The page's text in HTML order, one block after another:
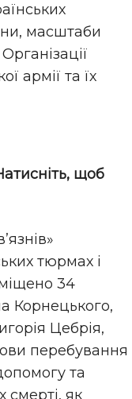
масштаби
армії та їх
щоб
тюрмах і
34
Корнецького,
Цебрія,
перебування
та
смерті, як